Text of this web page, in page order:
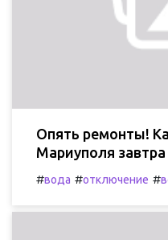
Опять ремонты!
Мариуполя
#вода #отключение #